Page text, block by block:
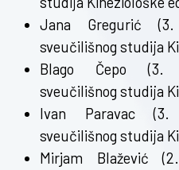
Jana Gregurić (3.
sveučilišnog studija
Blago Čepo (3.
sveučilišnog studija
Ivan Paravac (3.
sveučilišnog studija
Mirjam Blažević